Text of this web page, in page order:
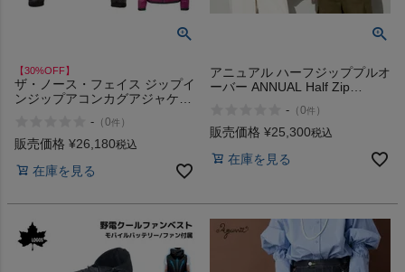
【30%OFF】
ザ・ノース・フェイス ジップイ
ンジップアコンカグアジャケッ
- （0件 ）
販売価格 ¥26,180税込
在庫を見る
アニュアル ハーフジッププルオ
ーバー ANNUAL Half Zip
- （0件 ）
販売価格 ¥25,300税込
在庫を見る